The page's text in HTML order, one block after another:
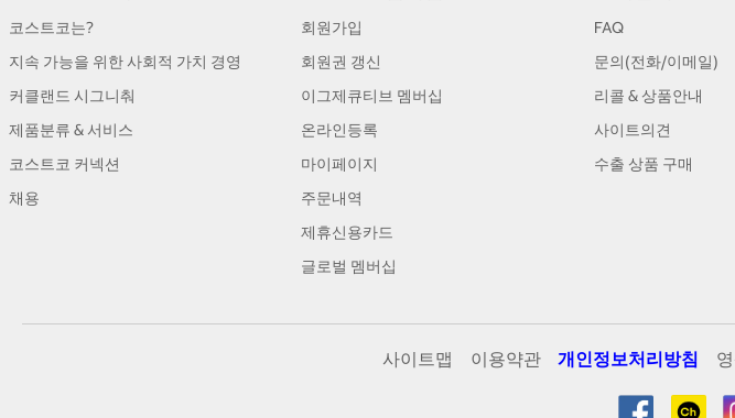
코스트코는?
지속 가능을 위한 사회적 가치 경영
커클랜드 시그니춰
제품분류 & 서비스
코스트코 커넥션
채용
회원가입
회원권 갱신
이그제큐티브 멤버십
온라인등록
마이페이지
주문내역
제휴신용카드
글로벌 멤버십
FAQ
문의(전화/이메일)
리콜 & 상품안내
사이트의견
수출 상품 구매
사이트맵 이용약관 개인정보처리방침